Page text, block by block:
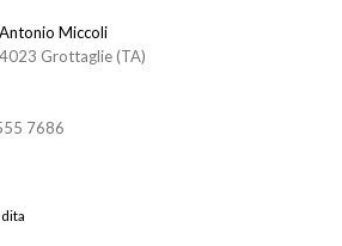
Miccoli
Grottaglie (TA)
7686